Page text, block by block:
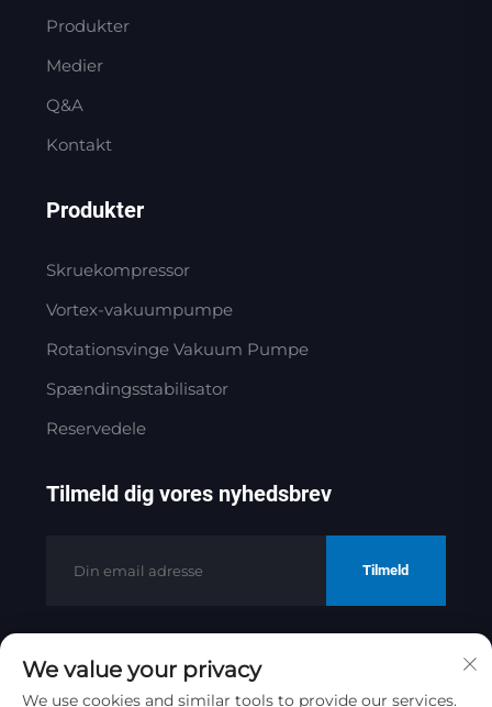
Produkter
Medier
Q&A
Kontakt
Produkter
Skruekompressor
Vortex-vakuumpumpe
Rotationsvinge Vakuum Pumpe
Spændingsstabilisator
Reservedele
Tilmeld dig vores nyhedsbrev
Tilmeld
Copyright © 2025 af Jinan Golden
Bridge Precision Machinery Co.ltd
We value your privacy
We use cookies and similar tools to provide our services.